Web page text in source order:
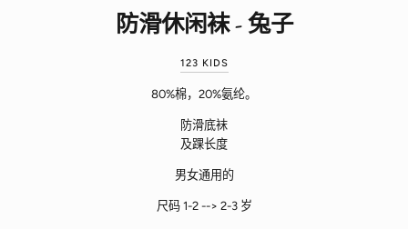
防滑休闲袜 - 兔子
123 KIDS
80%棉，20%氨纶。
防滑底袜
及踝长度
男女通用的
尺码 1-2 --> 2-3 岁